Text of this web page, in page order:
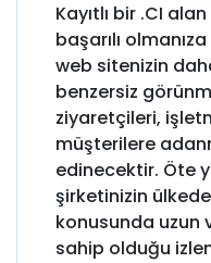
Kayıtlı bir .CI
başarılı
web sitenizin
benzersiz
ziyaretçileri,
müşterilere
edinecektir. Öte
şirketinizin
konusunda uzun
sahip olduğu